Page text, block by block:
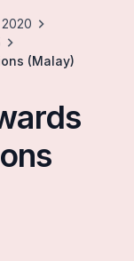
(Malay)